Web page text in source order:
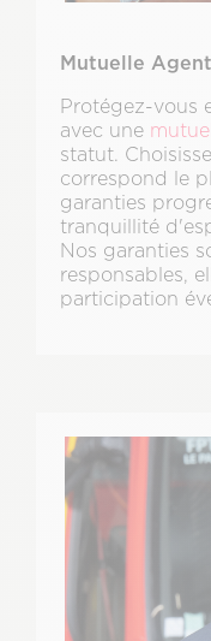
Mutuelle
Protégez-vous
avec une
statut.
correspond le
garanties
tranquillité
Nos garanties
responsables,
participation